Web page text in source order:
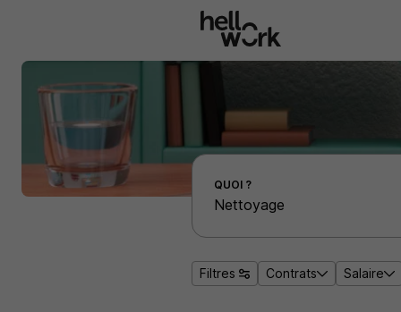
Effectuer une recherche d'emploi par localité
QUOI ?
Filtres Contrats Salaire